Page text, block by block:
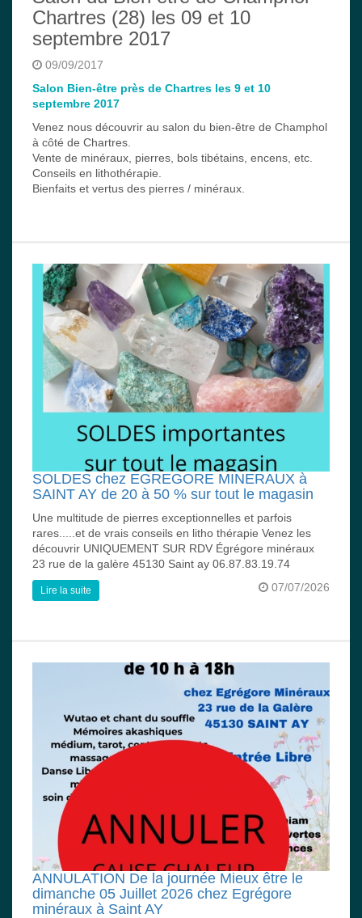
Chartres (28) les 09 et 10
septembre 2017
09/09/2017
Salon Bien-être près de Chartres les 9 et 10
septembre 2017
Venez nous découvrir au salon du bien-être de Champhol
à côté de Chartres.
Vente de minéraux, pierres, bols tibétains, encens, etc.
Conseils en lithothérapie.
Bienfaits et vertus des pierres / minéraux.
SOLDES chez EGREGORE MINERAUX à
SAINT AY de 20 à 50 % sur tout le magasin
Une multitude de pierres exceptionnelles et parfois
rares.....et de vrais conseils en litho thérapie Venez les
découvrir UNIQUEMENT SUR RDV Égrégore minéraux
23 rue de la galère 45130 Saint ay 06.87.83.19.74
07/07/2026
Lire la suite
ANNULATION De la journée Mieux être le
dimanche 05 Juillet 2026 chez Egrégore
minéraux à Saint AY